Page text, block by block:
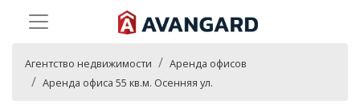
Агентство недвижимости
Аренда офисов
Аренда офиса 55 кв.м. Осенняя ул.